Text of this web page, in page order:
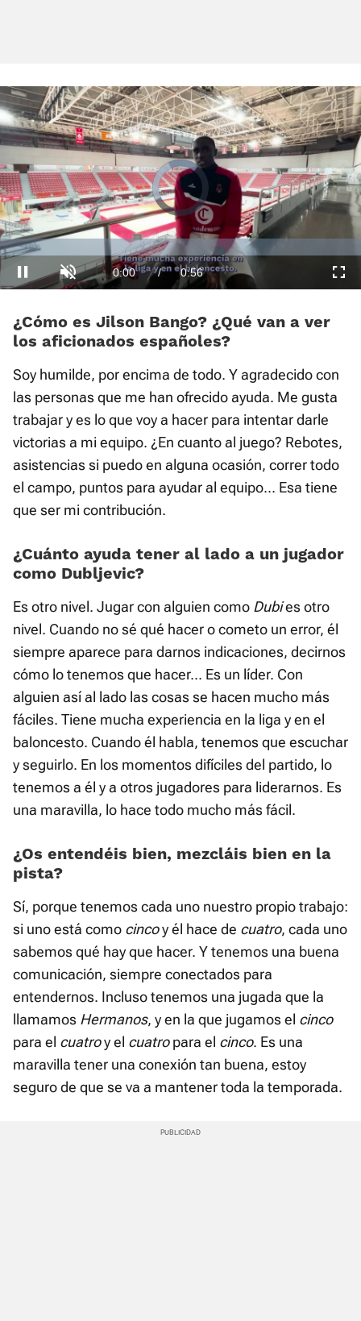
Time
Loaded
10.48%
El sonido está silenciado, puedes
activarlo desde la barra de control
¿Cómo es Jilson Bango? ¿Qué van a ver
los aficionados españoles?
Soy humilde, por encima de todo. Y agradecido con
las personas que me han ofrecido ayuda. Me gusta
trabajar y es lo que voy a hacer para intentar darle
victorias a mi equipo. ¿En cuanto al juego? Rebotes,
asistencias si puedo en alguna ocasión, correr todo
el campo, puntos para ayudar al equipo... Esa tiene
que ser mi contribución.
¿Cuánto ayuda tener al lado a un jugador
como Dubljevic?
Es otro nivel. Jugar con alguien como Dubies otro
nivel. Cuando no sé qué hacer o cometo un error, él
siempre aparece para darnos indicaciones, decirnos
cómo lo tenemos que hacer... Es un líder. Con
alguien así al lado las cosas se hacen mucho más
fáciles. Tiene mucha experiencia en la liga y en el
baloncesto. Cuando él habla, tenemos que escuchar
y seguirlo. En los momentos difíciles del partido, lo
tenemos a él y a otros jugadores para liderarnos. Es
una maravilla, lo hace todo mucho más fácil.
¿Os entendéis bien, mezcláis bien en la
pista?
Sí, porque tenemos cada uno nuestro propio trabajo:
si uno está como cincoy él hace de cuatro, cada uno
sabemos qué hay que hacer. Y tenemos una buena
comunicación, siempre conectados para
entendernos. Incluso tenemos una jugada que la
llamamos Hermanos, y en la que jugamos el cinco
para el cuatroy el cuatropara el cinco. Es una
maravilla tener una conexión tan buena, estoy
seguro de que se va a mantener toda la temporada.